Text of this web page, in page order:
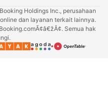
Holdings Inc., perusahaan
dan layanan terkait lainnya.
Semua hak